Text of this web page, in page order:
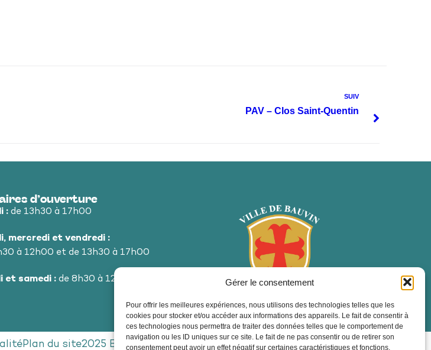
Gérer le consentement
Pour offrir les meilleures expériences, nous utilisons des technologies telles que les
cookies pour stocker et/ou accéder aux informations des appareils. Le fait de consentir à
ces technologies nous permettra de traiter des données telles que le comportement de
navigation ou les ID uniques sur ce site. Le fait de ne pas consentir ou de retirer son
consentement peut avoir un effet négatif sur certaines caractéristiques et fonctions.
SUIV
PAV – Clos Saint-Quentin
d’ouverture
:de 13h30 à 17h00
mercredi et vendredi :
à 12h00 et de 13h30 à 17h00
et samedi :de 8h30 à 12h00
Plan du site2025 Bauvin - Propulsé par Utopia